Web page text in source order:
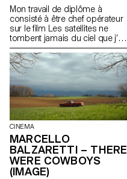
Mon travail de diplôme à
consisté à être chef opérateur
sur le film Les satellites ne
tombent jamais du ciel que j’ai
co-réalisé avec Matias Carlier,
alumni de l’Ecal en cinéma
promotion 2022.
CINEMA
MARCELLO
BALZARETTI – THERE
WERE COWBOYS
(IMAGE)